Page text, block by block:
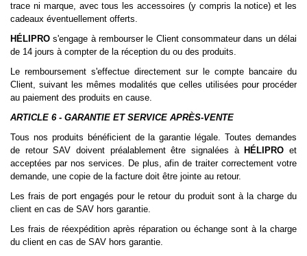
trace ni marque, avec tous les accessoires (y compris la notice) et les
cadeaux éventuellement offerts.
HÉLIPRO s'engage à rembourser le Client consommateur dans un délai
de 14 jours à compter de la réception du ou des produits.
Le remboursement s'effectue directement sur le compte bancaire du
Client, suivant les mêmes modalités que celles utilisées pour procéder
au paiement des produits en cause.
ARTICLE 6 - GARANTIE ET SERVICE APRÈS-VENTE
Tous nos produits bénéficient de la garantie légale. Toutes demandes
de retour SAV doivent préalablement être signalées à HÉLIPROet
acceptées par nos services. De plus, afin de traiter correctement votre
demande, une copie de la facture doit être jointe au retour.
Les frais de port engagés pour le retour du produit sont à la charge du
client en cas de SAV hors garantie.
Les frais de réexpédition après réparation ou échange sont à la charge
du client en cas de SAV hors garantie.